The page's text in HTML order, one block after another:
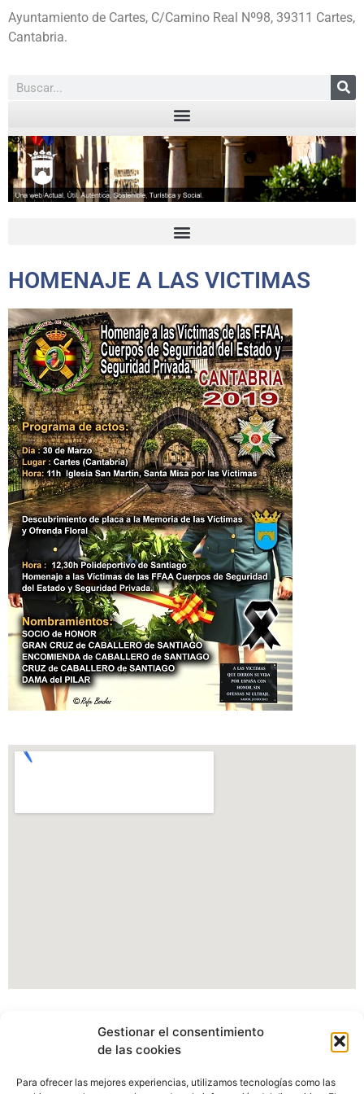
Gestionar el consentimiento
de las cookies
Para ofrecer las mejores experiencias, utilizamos tecnologías como las
Ayuntamiento de Cartes, C/Camino Real Nº98, 39311 Cartes,
Cantabria.
HOMENAJE A LAS VICTIMAS